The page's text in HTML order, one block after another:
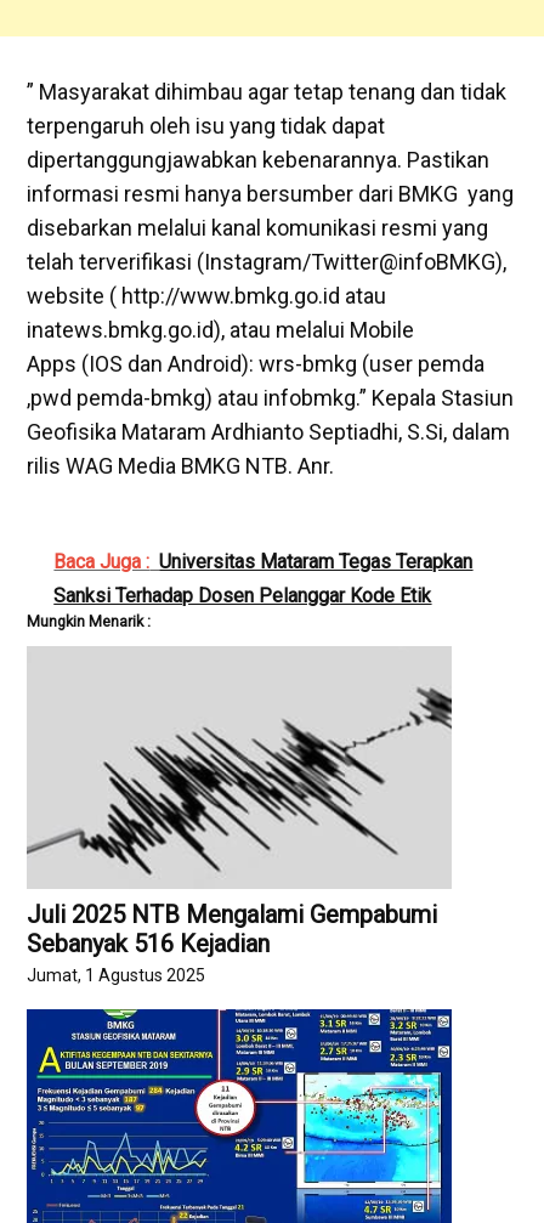
” Masyarakat dihimbau agar tetap tenang dan tidak
terpengaruh oleh isu yang tidak dapat
dipertanggungjawabkan kebenarannya. Pastikan
informasi resmi hanya bersumber dari BMKG yang
disebarkan melalui kanal komunikasi resmi yang
telah terverifikasi (Instagram/Twitter@infoBMKG),
website ( http://www.bmkg.go.id atau
inatews.bmkg.go.id), atau melalui Mobile
Apps (IOS dan Android): wrs-bmkg (user pemda
,pwd pemda-bmkg) atau infobmkg.” Kepala Stasiun
Geofisika Mataram Ardhianto Septiadhi, S.Si, dalam
rilis WAG Media BMKG NTB. Anr.
Baca Juga : Universitas Mataram Tegas Terapkan
Sanksi Terhadap Dosen Pelanggar Kode Etik
Mungkin Menarik :
Juli 2025 NTB Mengalami Gempabumi
Sebanyak 516 Kejadian
Jumat, 1 Agustus 2025